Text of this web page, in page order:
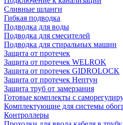
Сливные шланги
Гибкая подводка
Подводка для воды
Подводка для смесителей
Подводка для стиральных машин
Защита от протечек
Защита от протечек WELROK
Защита от протечек GIDROLOCK
Защита от протечек Нептун
Защита труб от замерзания
Готовые комплекты с
Комплектующие для системы
Контроллеры